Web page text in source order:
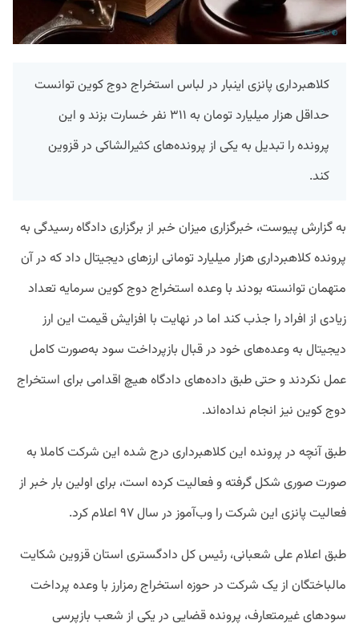
کلاهبرداری پانزی اینبار در لباس استخراج دوج کوین توانست
حداقل هزار میلیارد تومان به ۳۱۱ نفر خسارت بزند و این
پرونده را تبدیل به یکی از پرونده‌های کثیرالشاکی در قزوین
کند.
به گزارش پیوست، خبرگزاری میزان خبر از برگزاری دادگاه رسیدگی به
پرونده کلاهبرداری هزار میلیارد تومانی ارزهای دیجیتال داد که در آن
متهمان توانسته بودند با وعده استخراج دوج کوین سرمایه تعداد
زیادی از افراد را جذب کند اما در نهایت با افزایش قیمت این ارز
دیجیتال به وعده‌های خود در قبال بازپرداخت سود به‌صورت کامل
عمل نکردند و حتی طبق داده‌های دادگاه هیچ اقدامی برای استخراج
دوج کوین نیز انجام نداده‌اند.
طبق آنچه در پرونده این کلاهبرداری درج شده این شرکت کاملا به
صورت صوری شکل گرفته و فعالیت کرده است، برای اولین بار خبر از
فعالیت پانزی این شرکت را وب‌آموز در سال ۹۷ اعلام کرد.
طبق اعلام علی شعبانی، رئیس کل دادگستری استان قزوین شکایت
مالباختگان از یک شرکت در حوزه استخراج رمزارز با وعده پرداخت
سودهای غیرمتعارف، پرونده قضایی در یکی از شعب بازپرسی